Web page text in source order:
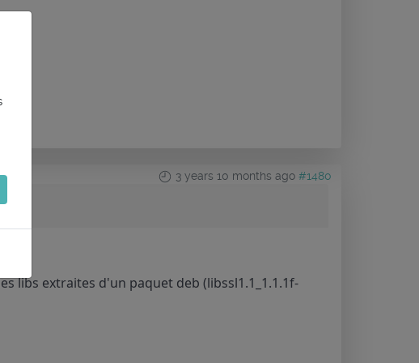
3 years 10 months ago #1480
libs extraites d'un paquet deb (libssl1.1_1.1.1f-